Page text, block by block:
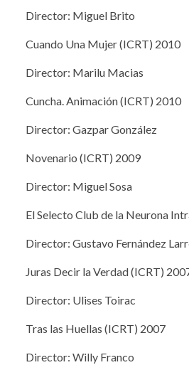
Director: Miguel Brito
Cuando Una Mujer (ICRT) 2010
Director: Marilu Macias
Cuncha. Animación (ICRT) 2010
Director: Gazpar González
Novenario (ICRT) 2009
Director: Miguel Sosa
El Selecto Club de la Neurona
Director: Gustavo Fernández
Juras Decir la Verdad (ICRT)
Director: Ulises Toirac
Tras las Huellas (ICRT) 2007
Director: Willy Franco